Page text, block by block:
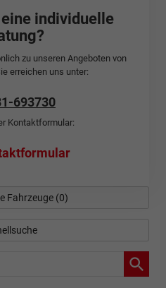
individuelle
zu unseren Angeboten von
erreichen uns unter:
693730
Kontaktformular:
Fahrzeuge (0)